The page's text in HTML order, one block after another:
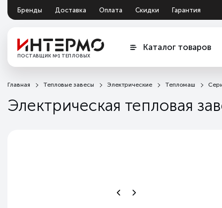
Бренды Доставка Оплата Скидки
Гарантия
Документация
Обмен и возврат
ПОСТАВЩИК №1 ТЕПЛОВЫХ
Каталог товаров
Главная Тепловые завесы Электрические Тепломаш
Электрическая тепловая